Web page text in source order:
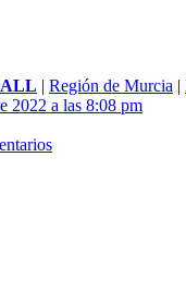
| Región de Murcia |
2022 a las 8:08 pm